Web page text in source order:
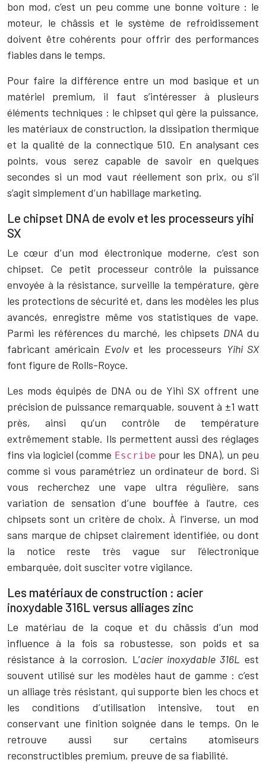
bon mod, c’est un peu comme une bonne voiture : le
moteur, le châssis et le système de refroidissement
doivent être cohérents pour offrir des performances
fiables dans le temps.
Pour faire la différence entre un mod basique et un
matériel premium, il faut s’intéresser à plusieurs
éléments techniques : le chipset qui gère la puissance,
les matériaux de construction, la dissipation thermique
et la qualité de la connectique 510. En analysant ces
points, vous serez capable de savoir en quelques
secondes si un mod vaut réellement son prix, ou s’il
s’agit simplement d’un habillage marketing.
Le chipset DNA de evolv et les processeurs yihi
SX
Le cœur d’un mod électronique moderne, c’est son
chipset. Ce petit processeur contrôle la puissance
envoyée à la résistance, surveille la température, gère
les protections de sécurité et, dans les modèles les plus
avancés, enregistre même vos statistiques de vape.
Parmi les références du marché, les chipsets DNA du
fabricant américain Evolvet les processeurs Yihi SX
font figure de Rolls-Royce.
Les mods équipés de DNA ou de Yihi SX offrent une
précision de puissance remarquable, souvent à ±1 watt
près, ainsi qu’un contrôle de température
extrêmement stable. Ils permettent aussi des réglages
fins via logiciel (comme Escribe pour les DNA), un peu
comme si vous paramétriez un ordinateur de bord. Si
vous recherchez une vape ultra régulière, sans
variation de sensation d’une bouffée à l’autre, ces
chipsets sont un critère de choix. À l’inverse, un mod
sans marque de chipset clairement identifiée, ou dont
la notice reste très vague sur l’électronique
embarquée, doit susciter votre vigilance.
Les matériaux de construction : acier
inoxydable 316L versus alliages zinc
Le matériau de la coque et du châssis d’un mod
influence à la fois sa robustesse, son poids et sa
résistance à la corrosion. L’acier inoxydable 316L
est
souvent utilisé sur les modèles haut de gamme : c’est
un alliage très résistant, qui supporte bien les chocs et
les conditions d’utilisation intensive, tout en
conservant une finition soignée dans le temps. On le
retrouve aussi sur certains atomiseurs
reconstructibles premium, preuve de sa fiabilité.